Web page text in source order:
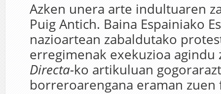
Azken unera arte indultuaren
Puig Antich. Baina Espainiako
nazioartean zabaldutako
erregimenak exekuzioa
Directa-ko artikuluan
borreroarengana eraman